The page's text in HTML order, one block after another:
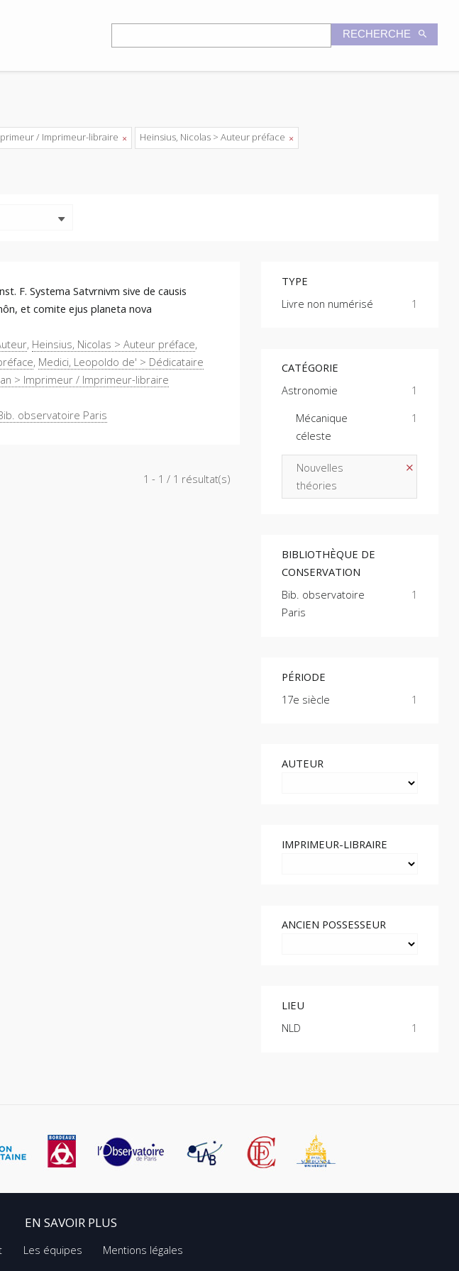
RECHERCHE
/ Imprimeur-libraire Heinsius, Nicolas > Auteur préface
F. Systema Satvrnivm sive de causis
et comite ejus planeta nova
, Heinsius, Nicolas > Auteur préface,
, Medici, Leopoldo de' > Dédicataire
> Imprimeur / Imprimeur-libraire
observatoire Paris
1 - 1 / 1 résultat(s)
TYPE
Livre non numérisé
1
CATÉGORIE
Astronomie
1
Mécanique
céleste
1
Nouvelles
théories
BIBLIOTHÈQUE DE
CONSERVATION
Bib. observatoire
Paris
1
PÉRIODE
17e siècle
1
AUTEUR
IMPRIMEUR-LIBRAIRE
ANCIEN POSSESSEUR
LIEU
NLD
1
EN SAVOIR PLUS
Les équipes Mentions légales